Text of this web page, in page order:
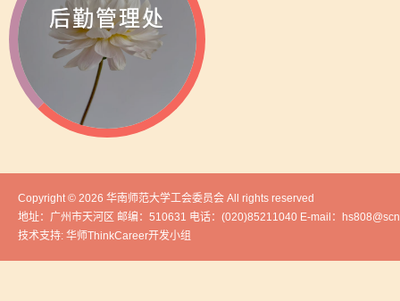
后勤管理处
Copyright © 2026 华南师范大学工会委员会 All rights reserved
地址：广州市天河区 邮编：510631 电话：(020)85211040 E-mail：
技术支持: 华师ThinkCareer开发小组